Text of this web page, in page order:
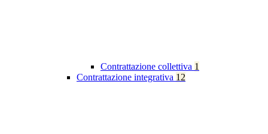
Contrattazione collettiva 1
Contrattazione integrativa 12